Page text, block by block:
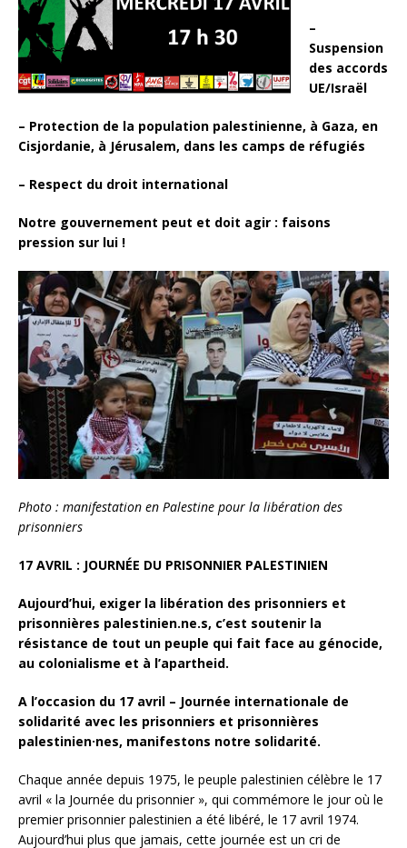
–
Suspension
des accords
UE/Israël
– Protection de la population palestinienne, à Gaza, en
Cisjordanie, à Jérusalem, dans les camps de réfugiés
– Respect du droit international
Notre gouvernement peut et doit agir : faisons
pression sur lui !
Photo : manifestation en Palestine pour la libération des
prisonniers
17 AVRIL : JOURNÉE DU PRISONNIER PALESTINIEN
Aujourd’hui, exiger la libération des prisonniers et
prisonnières palestinien.ne.s, c’est soutenir la
résistance de tout un peuple qui fait face au génocide,
au colonialisme et à l’apartheid.
A l’occasion du 17 avril – Journée internationale de
solidarité avec les prisonniers et prisonnières
palestinien·nes, manifestons notre solidarité.
Chaque année depuis 1975, le peuple palestinien célèbre le 17
avril « la Journée du prisonnier », qui commémore le jour où le
premier prisonnier palestinien a été libéré, le 17 avril 1974.
Aujourd’hui plus que jamais, cette journée est un cri de